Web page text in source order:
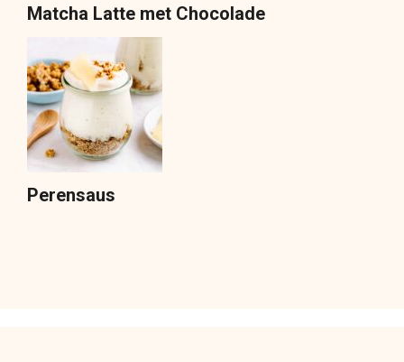
Matcha Latte met Chocolade
Perensaus